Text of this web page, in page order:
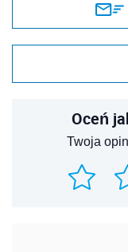
Oceń
Twoja